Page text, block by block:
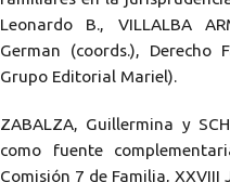
Leonardo B., VILLALBA
German (coords.), Derecho
Grupo Editorial Mariel).
ZABALZA, Guillermina y
como fuente
Comisión 7 de Familia,